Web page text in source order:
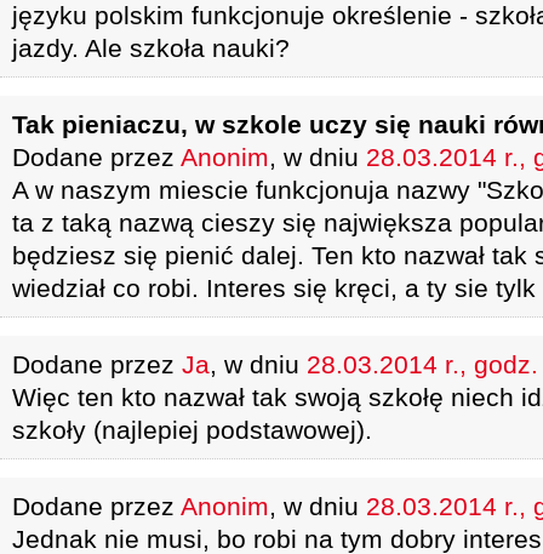
języku polskim funkcjonuje określenie -
jazdy. Ale szkoła nauki?
Tak pieniaczu, w szkole uczy się nauki
Dodane przez Anonim, w dniu 28.03.2014 r.,
A w naszym miescie funkcjonuja nazwy
ta z taką nazwą cieszy się największa
będziesz się pienić dalej. Ten kto nazwał tak
wiedział co robi. Interes się kręci, a ty sie
Dodane przez Ja, w dniu 28.03.2014 r.,
Więc ten kto nazwał tak swoją szkołę niech
szkoły (najlepiej podstawowej).
Dodane przez Anonim, w dniu 28.03.2014 r.,
Jednak nie musi, bo robi na tym dobry